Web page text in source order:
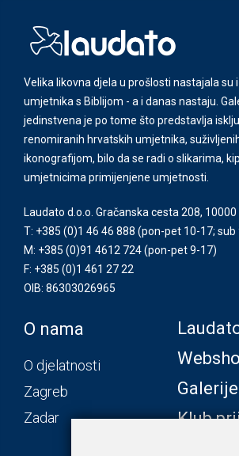
Velika likovna djela u prošlosti nastajala su
umjetnika s Biblijom - a i danas nastaju.
jedinstvena je po tome što predstavlja
renomiranih hrvatskih umjetnika,
ikonografijom, bilo da se radi o slikarima,
umjetnicima primijenjene umjetnosti.
Laudato d.o.o. Gračanska cesta 208,
T: +385 (0)1 46 46 888 (pon-pet 10-17; sub
M: +385 (0)91 4612 724(pon-pet 9-17)
F: +385 (0)1 461 27 22
OIB: 86303026965
O nama
O djelatnosti
Zagreb
Zadar
Galerije
Klub